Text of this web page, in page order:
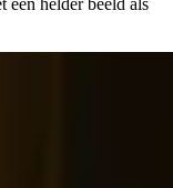
helder beeld als